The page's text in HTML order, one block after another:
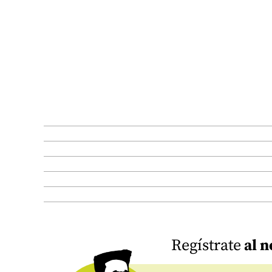
Regístrateal